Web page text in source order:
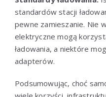
standardów stacji
pewne zamieszanie. Nie
elektryczne mogą
ładowania, a niektóre
adapterów.
Podsumowując, choć